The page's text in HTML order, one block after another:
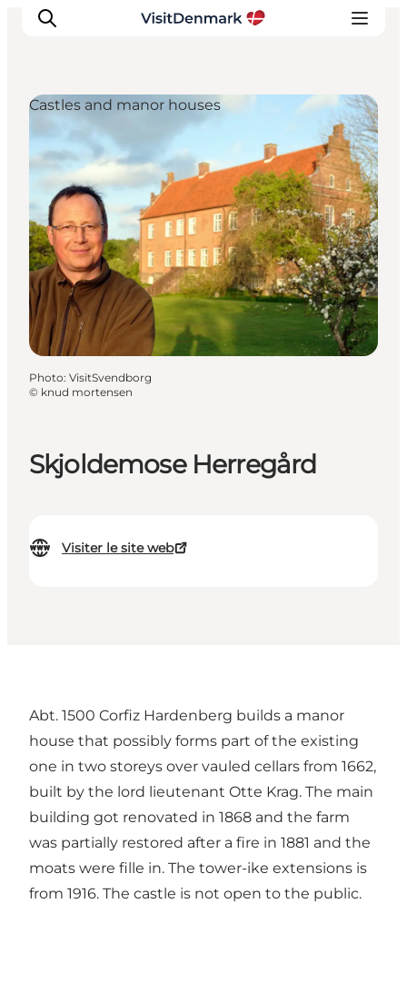
Inspirations
Destinations
Quoi faire
Hébergements
Planifiez votre voyage
Skjoldemose Herregård
Visiter le site web
Castles and manor houses
Photo: VisitSvendborg
© knud mortensen
Abt. 1500 Corfiz Hardenberg builds a manor
house that possibly forms part of the existing
one in two storeys over vauled cellars from 1662,
built by the lord lieutenant Otte Krag. The main
building got renovated in 1868 and the farm
was partially restored after a fire in 1881 and the
moats were fille in. The tower-ike extensions is
from 1916. The castle is not open to the public.